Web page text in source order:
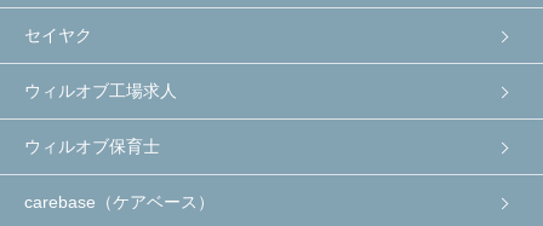
セイヤク
ウィルオブ工場求人
ウィルオブ保育士
carebase（ケアベース）